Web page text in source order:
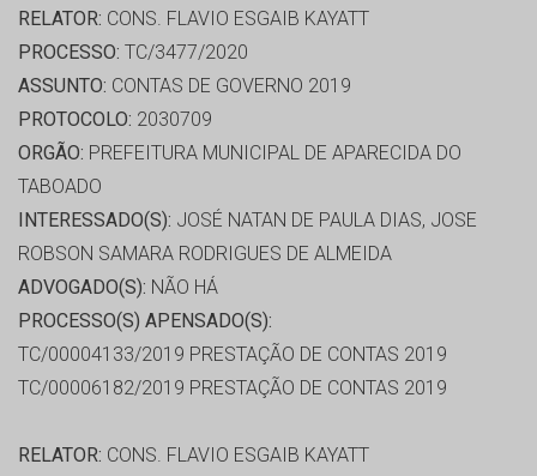
RELATOR: CONS. FLAVIO ESGAIB KAYATT
PROCESSO: TC/3477/2020
ASSUNTO: CONTAS DE GOVERNO 2019
PROTOCOLO: 2030709
ORGÃO: PREFEITURA MUNICIPAL DE APARECIDA DO
TABOADO
INTERESSADO(S): JOSÉ NATAN DE PAULA DIAS, JOSE
ROBSON SAMARA RODRIGUES DE ALMEIDA
ADVOGADO(S): NÃO HÁ
PROCESSO(S) APENSADO(S):
TC/00004133/2019 PRESTAÇÃO DE CONTAS 2019
TC/00006182/2019 PRESTAÇÃO DE CONTAS 2019
RELATOR: CONS. FLAVIO ESGAIB KAYATT